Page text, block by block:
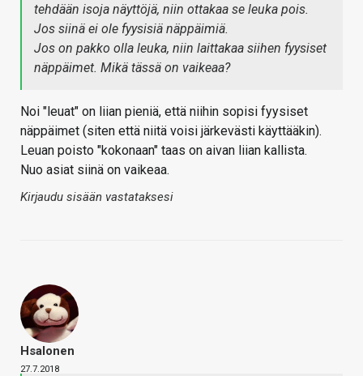
tehdään isoja näyttöjä, niin ottakaa se leuka pois.
Jos siinä ei ole fyysisiä näppäimiä.
Jos on pakko olla leuka, niin laittakaa siihen fyysiset
näppäimet. Mikä tässä on vaikeaa?
Noi "leuat" on liian pieniä, että niihin sopisi fyysiset
näppäimet (siten että niitä voisi järkevästi käyttääkin).
Leuan poisto "kokonaan" taas on aivan liian kallista.
Nuo asiat siinä on vaikeaa.
Kirjaudu sisään vastataksesi
Hsalonen
27.7.2018